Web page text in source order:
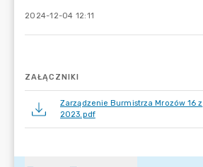
2024-12-04 12:11
ZAŁĄCZNIKI
Zarządzenie Burmistrza Mrozów 16 z
2023.pdf